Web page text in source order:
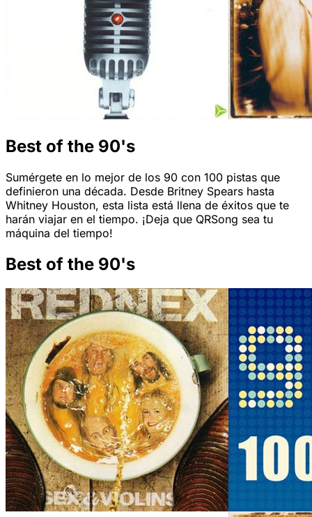
Best of the 90's
Sumérgete en lo mejor de los 90 con 100 pistas que
definieron una década. Desde Britney Spears hasta
Whitney Houston, esta lista está llena de éxitos que te
harán viajar en el tiempo. ¡Deja que QRSong sea tu
máquina del tiempo!
Best of the 90's